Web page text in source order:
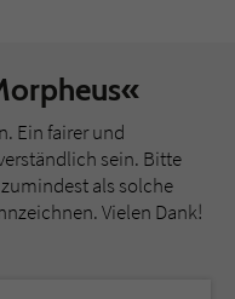
Ein fairer und
sein. Bitte
als solche
Vielen Dank!